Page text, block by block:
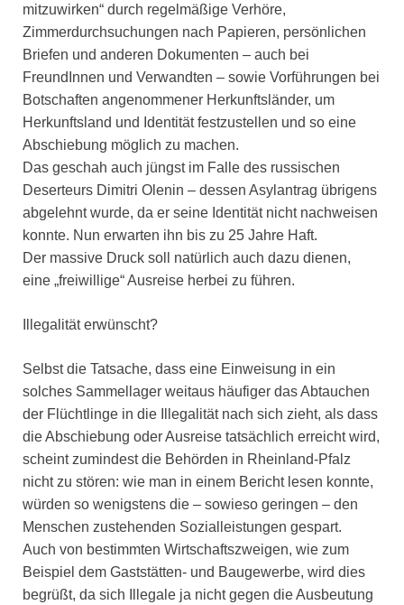
mitzuwirken“ durch regelmäßige Verhöre,
Zimmerdurchsuchungen nach Papieren, persönlichen
Briefen und anderen Dokumenten – auch bei
FreundInnen und Verwandten – sowie Vorführungen bei
Botschaften angenommener Herkunftsländer, um
Herkunftsland und Identität festzustellen und so eine
Abschiebung möglich zu machen.
Das geschah auch jüngst im Falle des russischen
Deserteurs Dimitri Olenin – dessen Asylantrag übrigens
abgelehnt wurde, da er seine Identität nicht nachweisen
konnte. Nun erwarten ihn bis zu 25 Jahre Haft.
Der massive Druck soll natürlich auch dazu dienen,
eine „freiwillige“ Ausreise herbei zu führen.
Illegalität erwünscht?
Selbst die Tatsache, dass eine Einweisung in ein
solches Sammellager weitaus häufiger das Abtauchen
der Flüchtlinge in die Illegalität nach sich zieht, als dass
die Abschiebung oder Ausreise tatsächlich erreicht wird,
scheint zumindest die Behörden in Rheinland-Pfalz
nicht zu stören: wie man in einem Bericht lesen konnte,
würden so wenigstens die – sowieso geringen – den
Menschen zustehenden Sozialleistungen gespart.
Auch von bestimmten Wirtschaftszweigen, wie zum
Beispiel dem Gaststätten- und Baugewerbe, wird dies
begrüßt, da sich Illegale ja nicht gegen die Ausbeutung